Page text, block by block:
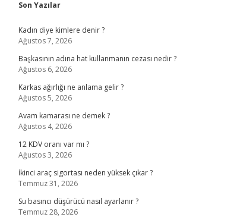
Sidebar
Son Yazılar
Kadın diye kimlere denir ?
Ağustos 7, 2026
Başkasının adına hat kullanmanın cezası nedir ?
Ağustos 6, 2026
Karkas ağırlığı ne anlama gelir ?
Ağustos 5, 2026
Avam kamarası ne demek ?
Ağustos 4, 2026
12 KDV oranı var mı ?
Ağustos 3, 2026
İkinci araç sigortası neden yüksek çıkar ?
Temmuz 31, 2026
Su basıncı düşürücü nasıl ayarlanır ?
Temmuz 28, 2026